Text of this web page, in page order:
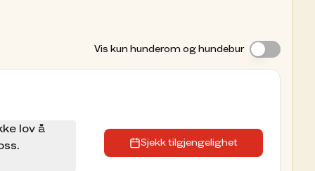
Vis kun hunderom og hundebur
lov å
Sjekk tilgjengelighet